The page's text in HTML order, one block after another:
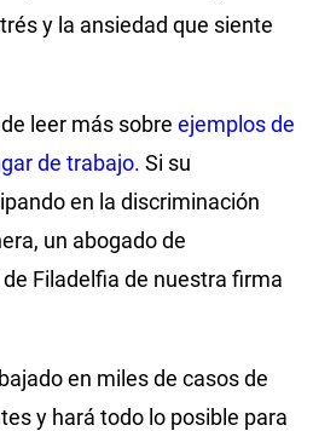
y la ansiedad que siente
leer más sobre ejemplos de
de trabajo. Si su
en la discriminación
un abogado de
Filadelfia de nuestra firma
en miles de casos de
y hará todo lo posible para